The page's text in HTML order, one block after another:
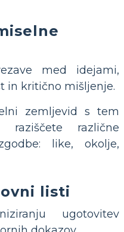
med idejami,
in kritično mišljenje.
zemljevid s tem
različne
like, okolje,
listi
ugotovitev